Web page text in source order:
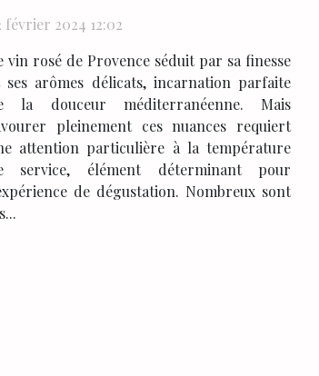
février 2024 12:02
vin rosé de Provence séduit par sa finesse
ses arômes délicats, incarnation parfaite
la douceur méditerranéenne. Mais
pleinement ces nuances requiert
attention particulière à la température
service, élément déterminant pour
de dégustation. Nombreux sont